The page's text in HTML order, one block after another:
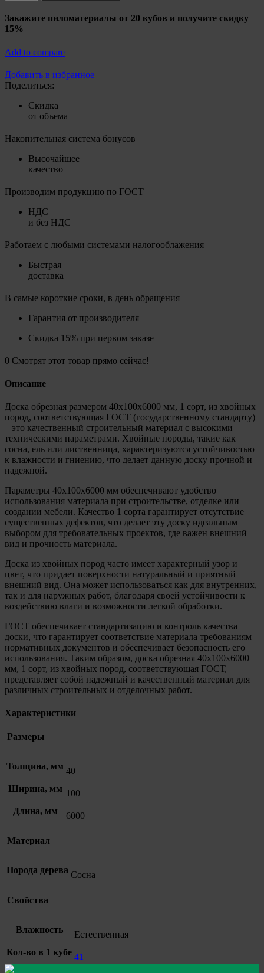
Закажите пиломатериалы от 20 кубов и получите скидку
15%
Add to compare
Добавить в избранное
Поделиться:
Скидка
от объема
Накопительная система бонусов
Высочайшее
качество
Производим продукцию по ГОСТ
НДС
и без НДС
Работаем с любыми системами налогооблажения
Быстрая
доставка
В самые короткие сроки, в день обращения
Гарантия от производителя
Скидка 15% при первом заказе
0 Смотрят этот товар прямо сейчас!
Описание
Доска обрезная размером 40х100х6000 мм, 1 сорт, из хвойных
пород, соответствующая ГОСТ (государственному стандарту)
– это качественный строительный материал с высокими
техническими параметрами. Хвойные породы, такие как
сосна, ель или лиственница, характеризуются устойчивостью
к влажности и гниению, что делает данную доску прочной и
надежной.
Параметры 40х100х6000 мм обеспечивают удобство
использования материала при строительстве, отделке или
создании мебели. Качество 1 сорта гарантирует отсутствие
существенных дефектов, что делает эту доску идеальным
выбором для требовательных проектов, где важен внешний
вид и прочность материала.
Доска из хвойных пород часто имеет характерный узор и
цвет, что придает поверхности натуральный и приятный
внешний вид. Она может использоваться как для внутренних,
так и для наружных работ, благодаря своей устойчивости к
воздействию влаги и возможности легкой обработки.
ГОСТ обеспечивает стандартизацию и контроль качества
доски, что гарантирует соответствие материала требованиям
нормативных документов и обеспечивает безопасность его
использования. Таким образом, доска обрезная 40х100х6000
мм, 1 сорт, из хвойных пород, соответствующая ГОСТ,
представляет собой надежный и качественный материал для
различных строительных и отделочных работ.
Характеристики
Размеры
Толщина, мм 40
Ширина, мм 100
Длина, мм
6000
Материал
Порода дерева Сосна
Свойства
Влажность
Естественная
Кол-во в 1 кубе 41